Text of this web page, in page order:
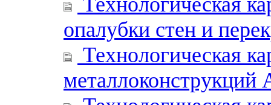
опалубки стен и
Технологическая
металлоконструкций